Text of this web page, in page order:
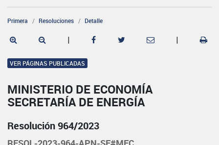
Primera Resoluciones Detalle
| |
VER PÁGINAS PUBLICADAS
MINISTERIO DE ECONOMÍA
SECRETARÍA DE ENERGÍA
Resolución 964/2023